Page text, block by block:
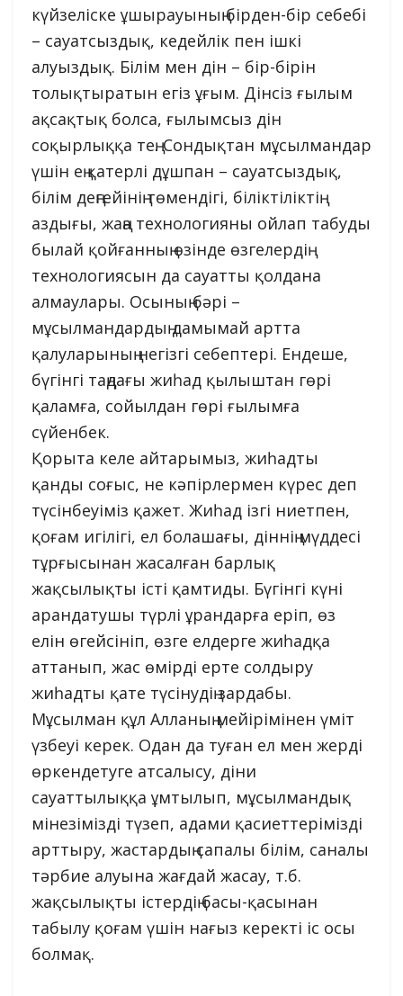
күйзеліске ұшырауының бірден-бір себебі
– сауатсыздық, кедейлік пен ішкі
алуыздық. Білім мен дін – бір-бірін
толықтыратын егіз ұғым. Дінсіз ғылым
ақсақтық болса, ғылымсыз дін
соқырлыққа тең. Сондықтан мұсылмандар
үшін ең қатерлі дұшпан – сауатсыздық,
білім деңгейінің төмендігі, біліктіліктің
аздығы, жаңа технологияны ойлап табуды
былай қойғанның өзінде өзгелердің
технологиясын да сауатты қолдана
алмаулары. Осының бәрі –
мұсылмандардың дамымай артта
қалуларының негізгі себептері. Ендеше,
бүгінгі таңдағы жиһад қылыштан гөрі
қаламға, сойылдан гөрі ғылымға
сүйенбек.
Қорыта келе айтарымыз, жиһадты
қанды соғыс, не кәпірлермен күрес деп
түсінбеуіміз қажет. Жиһад ізгі ниетпен,
қоғам игілігі, ел болашағы, діннің мүддесі
тұрғысынан жасалған барлық
жақсылықты істі қамтиды. Бүгінгі күні
арандатушы түрлі ұрандарға еріп, өз
елін өгейсініп, өзге елдерге жиһадқа
аттанып, жас өмірді ерте солдыру
жиһадты қате түсінудің зардабы.
Мұсылман құл Алланың мейірімінен үміт
үзбеуі керек. Одан да туған ел мен жерді
өркендетуге атсалысу, діни
сауаттылыққа ұмтылып, мұсылмандық
мінезімізді түзеп, адами қасиеттерімізді
арттыру, жастардың сапалы білім, саналы
тәрбие алуына жағдай жасау, т.б.
жақсылықты істердің басы-қасынан
табылу қоғам үшін нағыз керекті іс осы
болмақ.